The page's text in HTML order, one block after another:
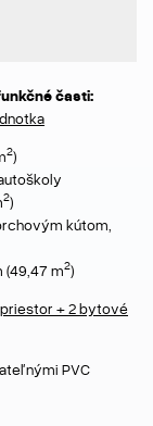
čné časti:
2)
2)
kútom,
(49,47 m2)
+ 2 bytové
PVC